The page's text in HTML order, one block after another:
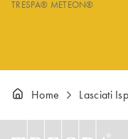
TRESPA® METEON®
Home Lasciati